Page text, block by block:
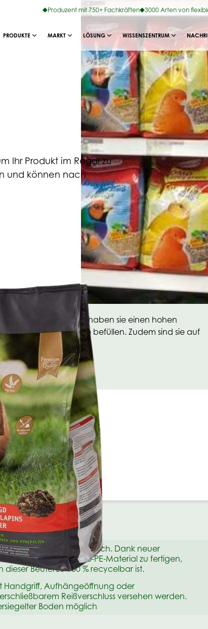
Produzent mit 750+ Fachkräften 3000 Arten von
PRODUKTE MARKT LÖSUNG WISSENSZENTRUM
Ihr Produkt im Regal zu
und können nach
verpacken. Zudem haben sie einen hohen
wenn Sie diese befüllen. Zudem sind sie auf
lieferbar.
vielen Qualitäten möglich. Dank neuer
aus Mono-PE-Material zu fertigen,
dieser Beutel zu 100 % recycelbar ist.
Handgriff, Aufhängeöffnung oder
Reißverschluss versehen werden.
Boden möglich